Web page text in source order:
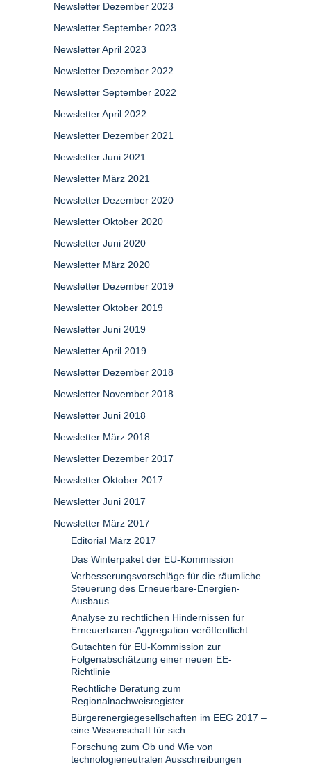
Newsletter Dezember 2023
Newsletter September 2023
Newsletter April 2023
Newsletter Dezember 2022
Newsletter September 2022
Newsletter April 2022
Newsletter Dezember 2021
Newsletter Juni 2021
Newsletter März 2021
Newsletter Dezember 2020
Newsletter Oktober 2020
Newsletter Juni 2020
Newsletter März 2020
Newsletter Dezember 2019
Newsletter Oktober 2019
Newsletter Juni 2019
Newsletter April 2019
Newsletter Dezember 2018
Newsletter November 2018
Newsletter Juni 2018
Newsletter März 2018
Newsletter Dezember 2017
Newsletter Oktober 2017
Newsletter Juni 2017
Newsletter März 2017
Editorial März 2017
Das Winterpaket der EU-Kommission
Verbesserungsvorschläge für die räumliche
Steuerung des Erneuerbare-Energien-
Ausbaus
Analyse zu rechtlichen Hindernissen für
Erneuerbaren-Aggregation veröffentlicht
Gutachten für EU-Kommission zur
Folgenabschätzung einer neuen EE-
Richtlinie
Rechtliche Beratung zum
Regionalnachweisregister
Bürgerenergiegesellschaften im EEG 2017 –
eine Wissenschaft für sich
Forschung zum Ob und Wie von
technologieneutralen Ausschreibungen